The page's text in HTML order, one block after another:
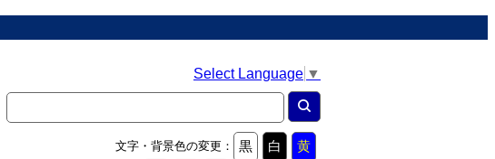
Select Language ▼
黄
白
黒
文字・背景色の変更：